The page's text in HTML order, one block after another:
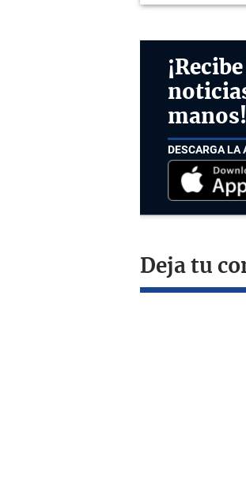
manos!
DESCARGA LA
Deja tu